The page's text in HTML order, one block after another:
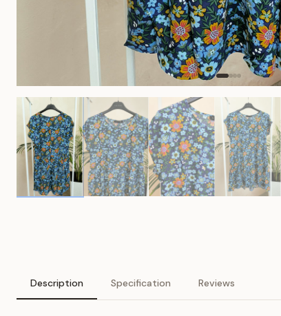
Description Specification Reviews